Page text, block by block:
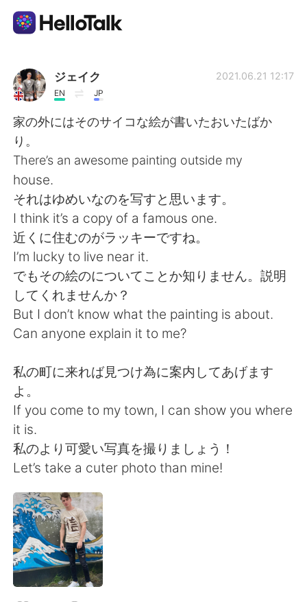
Aplicativo de troca de idioma
AI Grammar Checker
English 简体中文
繁體中文 Español
العربية Français
Deutsch 日本語
ไทย Indonesia
Italiano Türkçe
Tiếng Việt
ジェイク
EN JP
2021.06.21 12:17
家の外にはそのサイコな絵が書いたおいたばか
り。
There’s an awesome painting outside my
house.
それはゆめいなのを写すと思います。
I think it’s a copy of a famous one.
近くに住むのがラッキーですね。
I’m lucky to live near it.
でもその絵のについてことか知りません。説明
してくれませんか？
But I don’t know what the painting is about.
Can anyone explain it to me?
私の町に来れば見つけ為に案内してあげます
よ。
If you come to my town, I can show you where
it is.
私のより可愛い写真を撮りましょう！
Let’s take a cuter photo than mine!